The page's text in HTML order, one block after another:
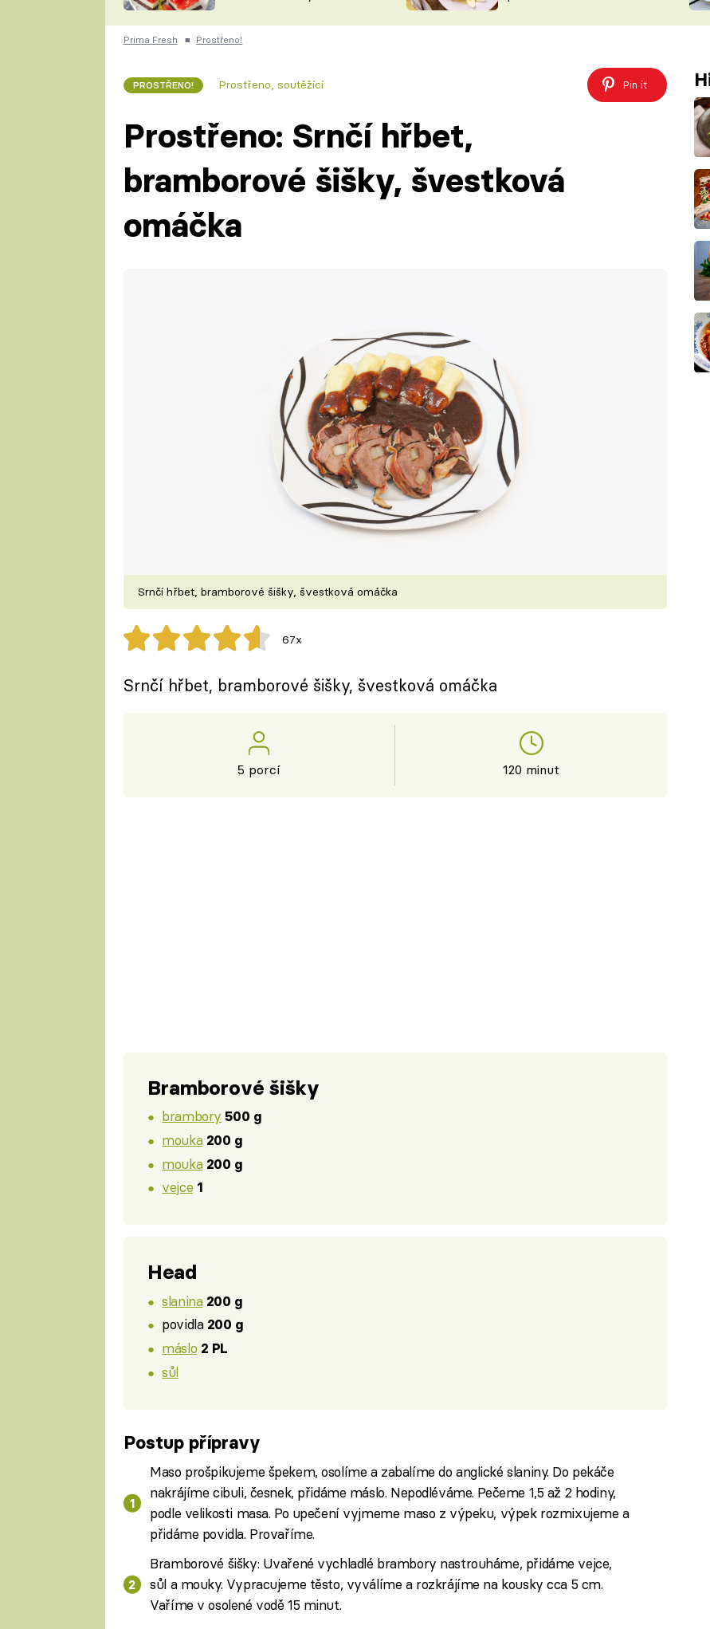
ČESKO NA TALÍŘI
KUCHAŘKA
VYCHYTÁVKY
ČASOPIS
Prima Fresh ■ Prostřeno!
PROSTŘENO! Prostřeno, soutěžící Pin it
Prostřeno: Srnčí hřbet,
bramborové šišky, švestková
omáčka
Srnčí hřbet, bramborové šišky, švestková omáčka
67x
Srnčí hřbet, bramborové šišky, švestková omáčka
5 porcí 120 minut
Bramborové šišky
brambory 500 g
mouka 200 g
mouka 200 g
vejce 1
Head
slanina 200 g
povidla 200 g
máslo 2 PL
sůl
Postup přípravy
Maso prošpikujeme špekem, osolíme a zabalíme do anglické slaniny. Do pekáče
nakrájíme cibuli, česnek, přidáme máslo. Nepodléváme. Pečeme 1,5 až 2 hodiny,
podle velikosti masa. Po upečení vyjmeme maso z výpeku, výpek rozmixujeme a
přidáme povidla. Provaříme.
Bramborové šišky: Uvařené vychladlé brambory nastrouháme, přidáme vejce,
sůl a mouky. Vypracujeme těsto, vyválíme a rozkrájíme na kousky cca 5 cm.
Vaříme v osolené vodě 15 minut.